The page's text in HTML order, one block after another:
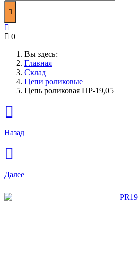
0
Вы здесь:
Главная
Склад
Цепи роликовые
Цепь роликовая ПР-19,05
Назад
Далее